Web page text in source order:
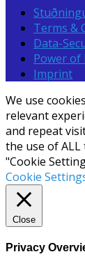
Terms &
Data-
Power of
Imprint
We use
relevant
and repeat
the use of ALL
"Cookie
Cookie
Close
Privacy